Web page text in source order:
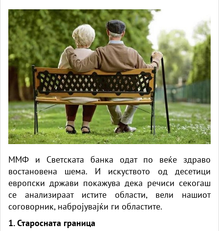
ММФ и Светската банка одат по веќе здраво
востановена шема. И искуството од десетици
европски држави покажува дека речиси секогаш
се анализираат истите области, вели нашиот
соговорник, набројувајќи ги областите.
1. Старосната граница